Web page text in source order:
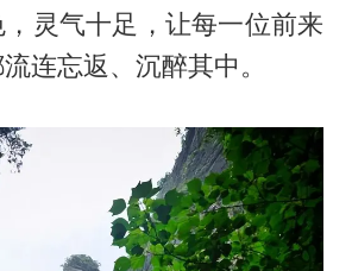
灵气十足，让每一位前来
连忘返、沉醉其中。